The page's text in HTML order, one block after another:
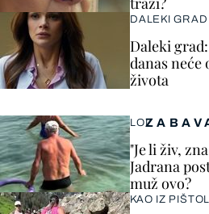
LOL
"Je li živ,
Jadrana
muž ovo?
KAO IZ
DALEKI GRAD
Daleki
danas
života